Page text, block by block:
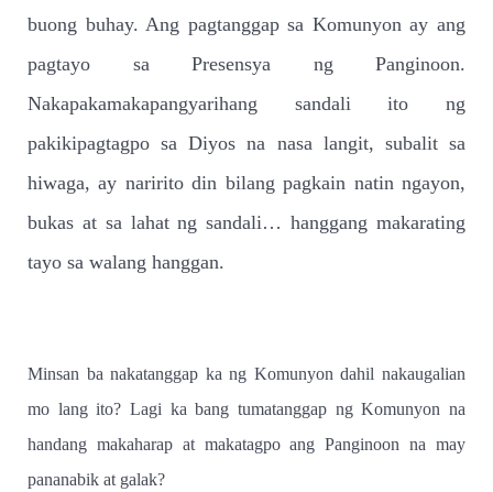
buong buhay. Ang pagtanggap sa Komunyon ay ang
pagtayo sa Presensya ng Panginoon.
Nakapakamakapangyarihang sandali ito ng
pakikipagtagpo sa Diyos na nasa langit, subalit sa
hiwaga, ay naririto din bilang pagkain natin ngayon,
bukas at sa lahat ng sandali… hanggang makarating
tayo sa walang hanggan.
Minsan ba nakatanggap ka ng Komunyon dahil nakaugalian
mo lang ito? Lagi ka bang tumatanggap ng Komunyon na
handang makaharap at makatagpo ang Panginoon na may
pananabik at galak?